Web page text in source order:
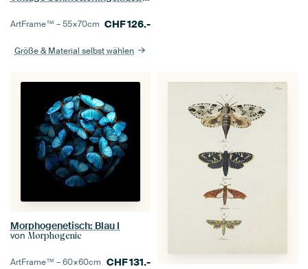
ArtFrame™ –55×70cm CHF126.-
Größe & Material selbst wählen
Morphogenetisch: Blau I
von Morphogenic
ArtFrame™ –60×60cm CHF131.-